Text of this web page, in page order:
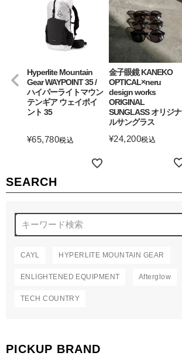
SEARCH
CAYL HYPERLITE MOUNTAIN GEAR
ENLIGHTENED EQUIPMENT Afterglow
TECH COUNTRY
PICKUP BRAND
Hyperlite Mountain
Gear WAYPOINT 35 /
ハイパーライトマウン
テンギア ウェイポイ
ント 35
¥65,780税込
金子眼鏡 KANEKO
OPTICAL×neru
design works
ORIGINAL
SUNGLASS オリジナ
ルサングラス
¥24,200税込